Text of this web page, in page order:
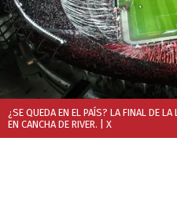
¿SE QUEDA EN EL PAÍS? LA FINAL DE
EN CANCHA DE RIVER. | X